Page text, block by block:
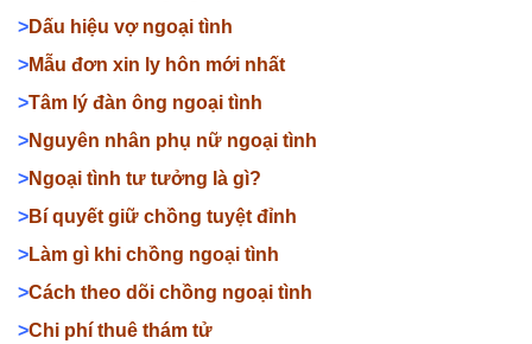
>Dấu hiệu vợ ngoại tình
>Mẫu đơn xin ly hôn mới nhất
>Tâm lý đàn ông ngoại tình
>Nguyên nhân phụ nữ ngoại tình
>Ngoại tình tư tưởng là gì?
>Bí quyết giữ chồng tuyệt đỉnh
>Làm gì khi chồng ngoại tình
>Cách theo dõi chồng ngoại tình
>Chi phí thuê thám tử